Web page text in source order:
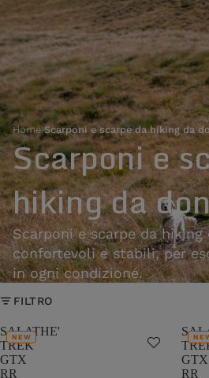
Home›Scarponi e scarpe da hiking da
Scarponi e
hiking da
Scarponi e scarpe da hiking
confortevoli e stabili, per
in ogni condizione.
FILTRO
SALATHE'
TREK
GTX
RR
NEW
GTX
RR